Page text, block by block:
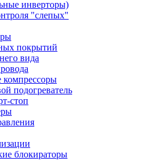
инверторы)
"слепых"
покрытий
вида
подогреватель
стоп
блoкираторы